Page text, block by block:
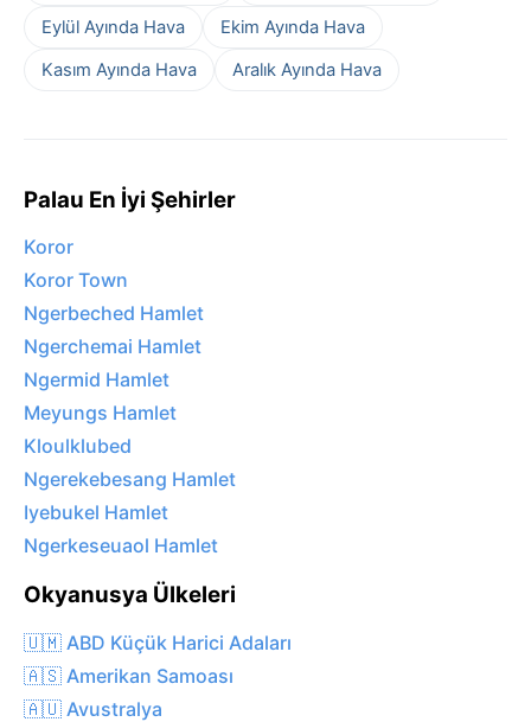
Eylül Ayında Hava
Ekim Ayında Hava
Kasım Ayında Hava
Aralık Ayında Hava
Palau En İyi Şehirler
Koror
Koror Town
Ngerbeched Hamlet
Ngerchemai Hamlet
Ngermid Hamlet
Meyungs Hamlet
Kloulklubed
Ngerekebesang Hamlet
Iyebukel Hamlet
Ngerkeseuaol Hamlet
Okyanusya Ülkeleri
🇺🇲 ABD Küçük Harici Adaları
🇦🇸 Amerikan Samoası
🇦🇺 Avustralya